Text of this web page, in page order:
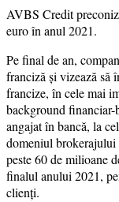
AVBS Credit
euro în anul 2021.
Pe final de an,
franciză şi vizează să
francize, în cele mai
background financiar-
angajat în bancă, la
domeniul brokerajului
peste 60 de milioane
finalul anului 2021,
clienți.